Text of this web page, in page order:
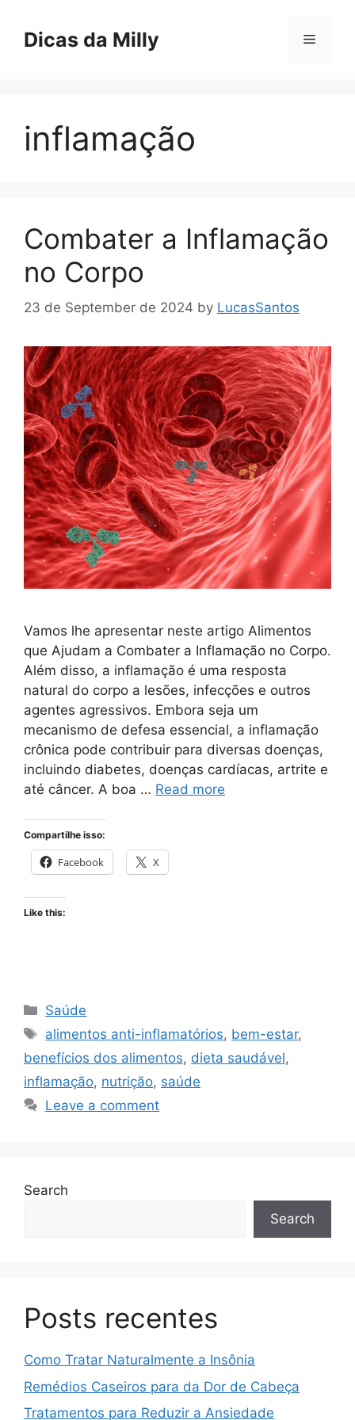
contentDicas da Milly Menu
inflamação
Combater a Inflamação
no Corpo
23 de September de 2024 by LucasSantos
Vamos lhe apresentar neste artigo Alimentos
que Ajudam a Combater a Inflamação no Corpo.
Além disso, a inflamação é uma resposta
natural do corpo a lesões, infecções e outros
agentes agressivos. Embora seja um
mecanismo de defesa essencial, a inflamação
crônica pode contribuir para diversas doenças,
incluindo diabetes, doenças cardíacas, artrite e
até câncer. A boa … Read more
Compartilhe isso:
Facebook X
Like this:
Categories
Saúde
Tags
alimentos anti-inflamatórios, bem-estar,
benefícios dos alimentos, dieta saudável,
inflamação, nutrição, saúde
Leave a comment
Search
Search
Posts recentes
Como Tratar Naturalmente a Insônia
Remédios Caseiros para da Dor de Cabeça
Tratamentos para Reduzir a Ansiedade